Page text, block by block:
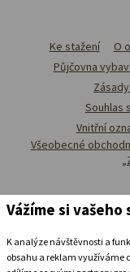
Ke stažení O
Půjčovna
Souhlas
Vnitřní
Všeobecné
Vážíme si vašeho
K analýze návštěvnosti a
obsahu a reklam využíváme